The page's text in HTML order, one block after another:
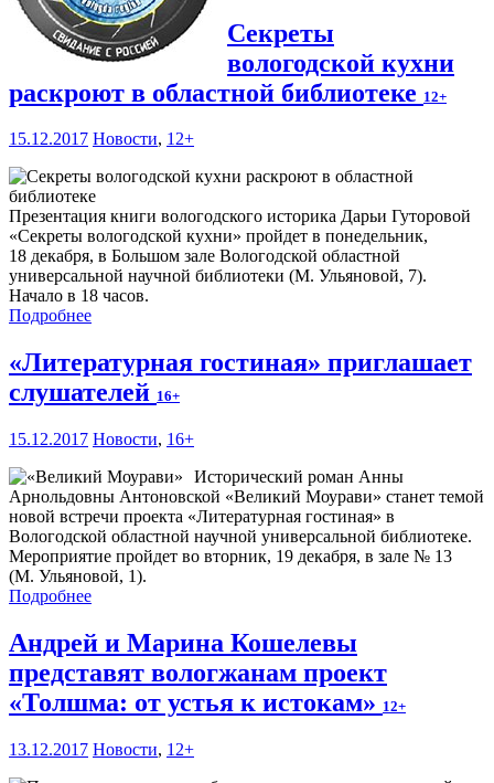
Секреты
вологодской кухни
раскроют в областной библиотеке 12+
15.12.2017 Новости, 12+
Презентация книги вологодского историка Дарьи Гуторовой
«Секреты вологодской кухни» пройдет в понедельник,
18 декабря, в Большом зале Вологодской областной
универсальной научной библиотеки (М. Ульяновой, 7).
Начало в 18 часов.
Подробнее
«Литературная гостиная» приглашает
слушателей 16+
15.12.2017 Новости, 16+
Исторический роман Анны
Арнольдовны Антоновской «Великий Моурави» станет темой
новой встречи проекта «Литературная гостиная» в
Вологодской областной научной универсальной библиотеке.
Мероприятие пройдет во вторник, 19 декабря, в зале № 13
(М. Ульяновой, 1).
Подробнее
Андрей и Марина Кошелевы
представят вологжанам проект
«Толшма: от устья к истокам» 12+
13.12.2017 Новости, 12+